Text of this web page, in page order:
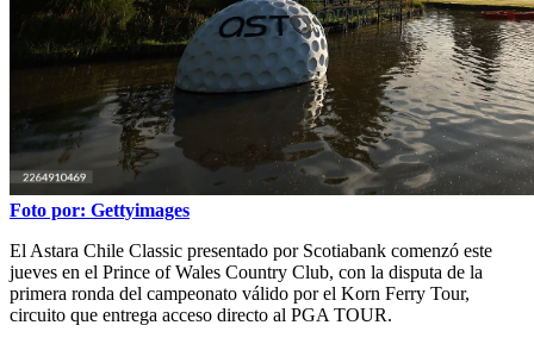
Foto por: Gettyimages
El Astara Chile Classic presentado por Scotiabank comenzó este
jueves en el Prince of Wales Country Club, con la disputa de la
primera ronda del campeonato válido por el Korn Ferry Tour,
circuito que entrega acceso directo al PGA TOUR.